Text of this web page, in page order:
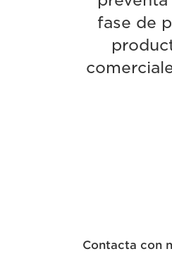
fase de
Contacta con